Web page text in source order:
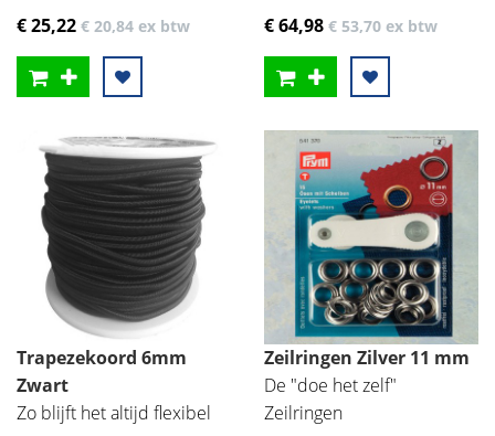
€ 25,22 € 20,84 ex btw
€ 64,98 € 53,70 ex btw
Trapezekoord 6mm
Zwart
Zo blijft het altijd flexibel
Zeilringen Zilver 11 mm
De "doe het zelf"
Zeilringen